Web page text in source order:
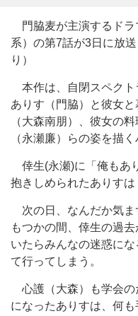
門脇麦が主演するドラ
系）の第7話が3日に放
り）
本作は、自閉スペクト
ありす（門脇）と彼女
（大森南朋）、彼女の
（永瀬廉）らの姿を描
倖生(永瀬)に「俺もあ
抱きしめられたありすは
次の日、なんだか気ま
もつかの間、倖生の過
いたらみんなの迷惑に
て行ってしまう。
心護（大森）も学会の
になったありすは、何